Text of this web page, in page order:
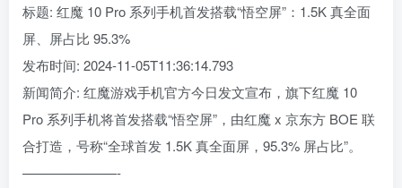
标题: 红魔 10 Pro 系列手机首发搭载“悟空屏”：1.5K 真全面
屏、屏占比 95.3%
发布时间: 2024-11-05T11:36:14.793
新闻简介: 红魔游戏手机官方今日发文宣布，旗下红魔 10
Pro 系列手机将首发搭载“悟空屏”，由红魔 x 京东方 BOE 联
合打造，号称“全球首发 1.5K 真全面屏，95.3% 屏占比”。
———————-